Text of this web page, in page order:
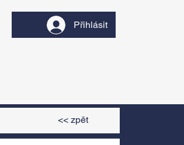
Přihlásit
<< zpět